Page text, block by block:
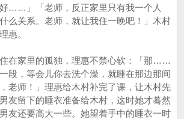
……」「老师，反正家里只有我一个人
么关系。老师，就让我住一晚吧！」木村
惠。
家里的孤独，理惠不禁心软：「那……
段，等会儿你去洗个澡，就睡在那边那间
老师！」理惠给木村补完了课，让木村先
友留下的睡衣准备给木村，这时她才蓦然
友还要高大一些。她望着手中的睡衣一时